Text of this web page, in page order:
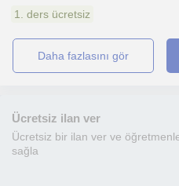
1. ders ücretsiz
daha fazlasını gör
Ücretsiz ilan ver
Ücretsiz bir ilan ver ve
sağla